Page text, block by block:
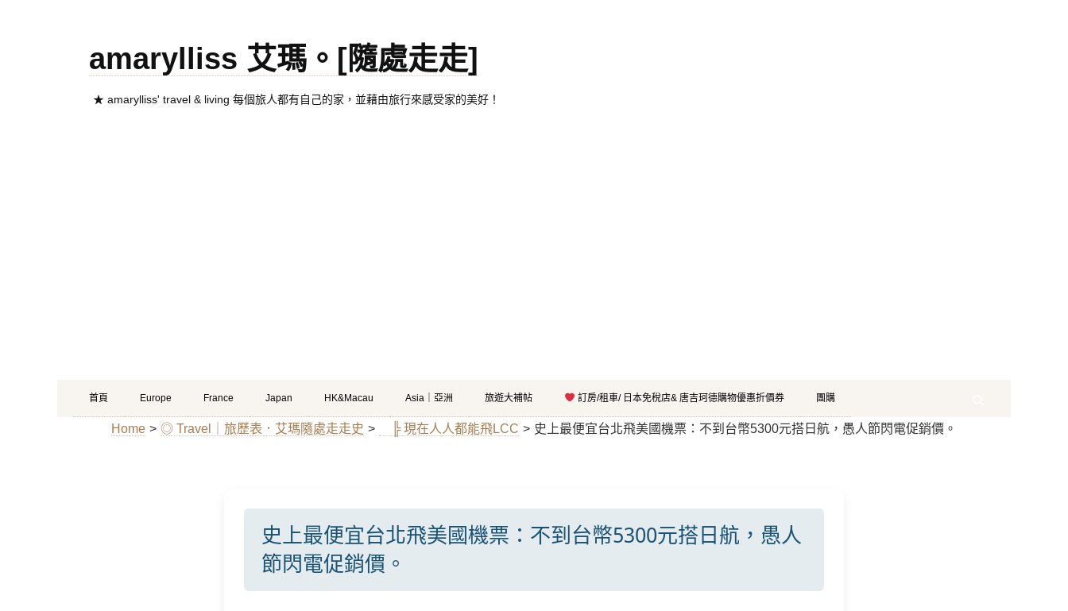
amarylliss 艾瑪。[隨處走走]
★ amarylliss' travel & living 每個旅人都有自己的家，並藉由旅行來感受家的美好！
Primary
Menu
Skip
to
首頁 Europe France Japan HK&Macau Asia｜亞洲 旅遊大補帖 訂房/租車/ 日本免稅店& 唐吉珂德購物優惠折價券 團購
Home > ◎ Travel｜旅歷表．艾瑪隨處走走史 > ╠ 現在人人都能飛LCC > 史上最便宜台北飛美國機票：不到台幣5300元搭日航，愚人節閃電促銷價。
史上最便宜台北飛美國機票：不到台幣5300元搭日航，愚人
節閃電促銷價。